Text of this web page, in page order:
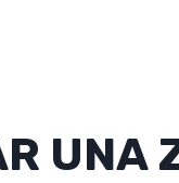
UNA